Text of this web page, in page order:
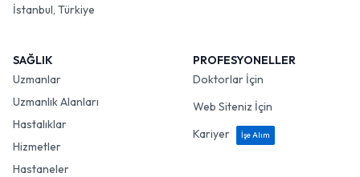
İstanbul, Türkiye
SAĞLIK
Uzmanlar
Uzmanlık Alanları
Hastalıklar
Hizmetler
Hastaneler
PROFESYONELLER
Doktorlar İçin
Web Siteniz İçin
Kariyer
İşe Alım